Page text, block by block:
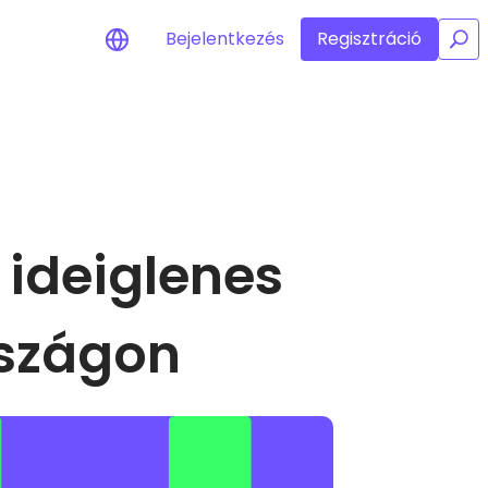
Fedezz fel befektetési lehetőségeket
Portfólióelemzés
Intelligens betekintés az optimális
teljesítmény érdekében
Bejelentkezés Regisztráció /